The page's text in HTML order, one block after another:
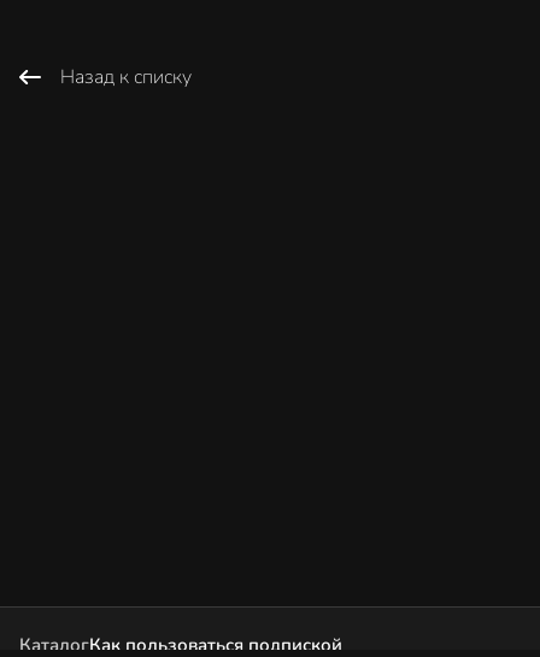
Назад к списку
КаталогКак пользоваться подпиской